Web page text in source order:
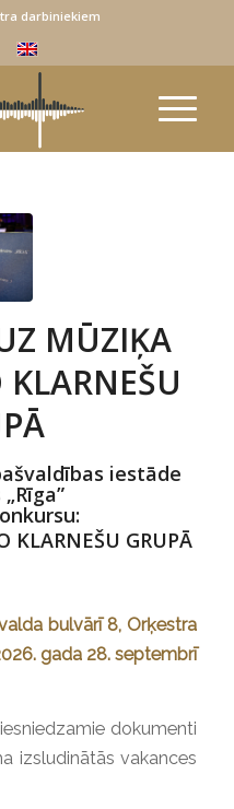
darbiniekiem
MŪZIĶA
iestāde
KLARNEŠU GRUPĀ
bulvārī 8, Orķestra
gada 28. septembrī
dokumenti
izsludinātās vakances